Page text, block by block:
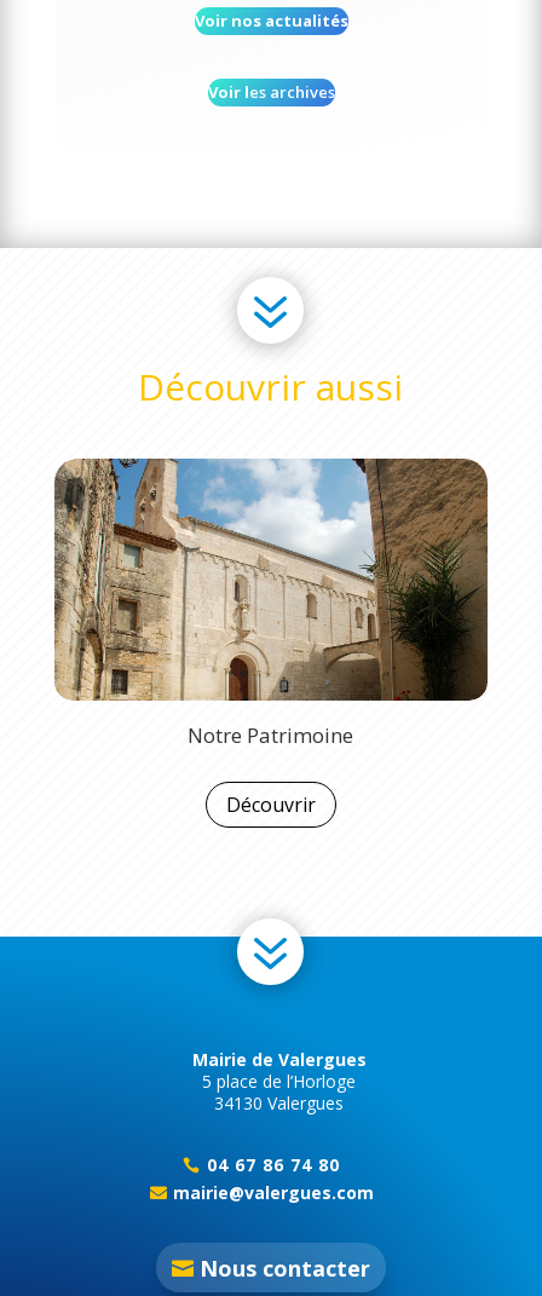
Voir nos actualités
Voir les archives
7
Découvrir aussi
Notre Patrimoine
Découvrir
7
Mairie de Valergues
5 place de l’Horloge
34130 Valergues
 04 67 86 74 80
 mairie@valergues.com
Nous contacter